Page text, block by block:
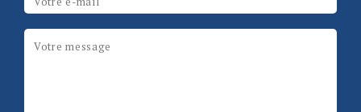
Message*